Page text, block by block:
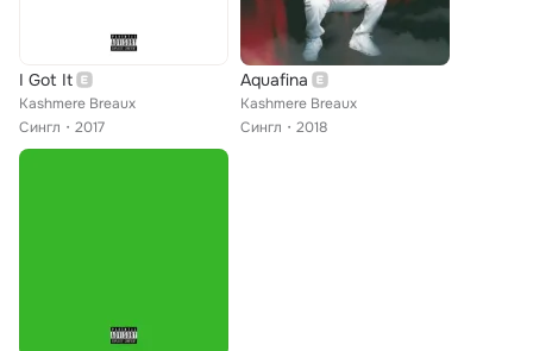
I Got It
Kashmere Breaux
Сингл
2017
Aquafina
Kashmere Breaux
Сингл
2018